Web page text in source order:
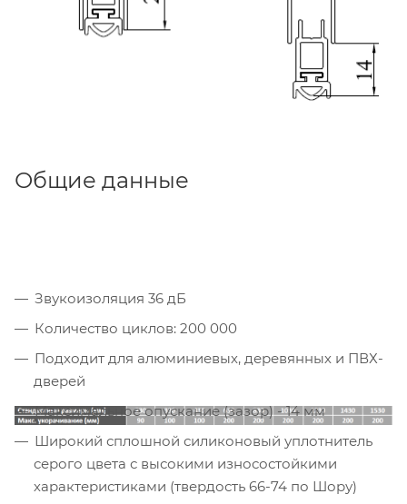
Общие данные
Звукоизоляция 36 дБ
Количество циклов: 200 000
Подходит для алюминиевых, деревянных и ПВХ-
дверей
Максимальное опускание (зазор) - 14 мм
Широкий сплошной силиконовый уплотнитель
серого цвета с высокими износостойкими
характеристиками (твердость 66-74 по Шору)